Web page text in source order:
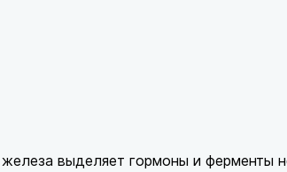
выделяет гормоны и ферменты